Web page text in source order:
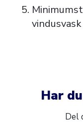
Har
Del